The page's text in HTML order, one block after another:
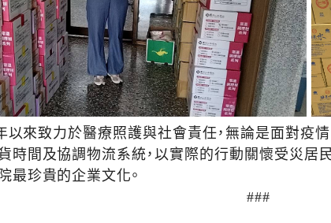
來致力於醫療照護與社會責任，無論是面對疫情
時間及協調物流系統，以實際的行動關懷受災居
最珍貴的企業文化。
###